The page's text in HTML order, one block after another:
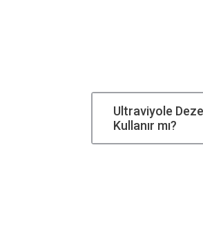
Ultraviyole
Kullanır mı?